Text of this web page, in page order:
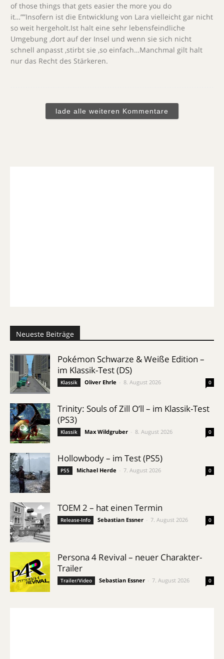
of those things that gets easier the more you do
it…””Insofern ist die Entwicklung von Lara vielleicht gar nicht
so weit hergeholt.Ist halt eine sehr lebensfeindliche
Umgebung ,dort auf der Insel und wenn sie sich nicht
schnell anpasst ,stirbt sie ,so einfach…Manchmal gilt halt
nur das Recht des Stärkeren.
lade alle weiteren Kommentare
Neueste Beiträge
Pokémon Schwarze & Weiße Edition –
im Klassik-Test (DS)
Klassik Oliver Ehrle 8. August 2026 0
Trinity: Souls of Zill O’ll – im Klassik-Test
(PS3)
Klassik Max Wildgruber 8. August 2026 0
Hollowbody – im Test (PS5)
PS5 Michael Herde 7. August 2026 0
TOEM 2 – hat einen Termin
Release-Info Sebastian Essner 7. August 2026 0
Persona 4 Revival – neuer Charakter-
Trailer
Trailer/Video Sebastian Essner 7. August 2026 0